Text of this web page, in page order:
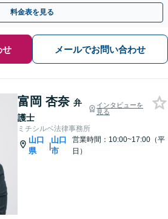
ご相談にも対応
料金表を見る
せ メールでお問い合わせ
富岡 杏奈 弁
護士
インタビューを
見る
ミチシルベ法律事務所
山口
県
|
山口
市
営業時間：10:00~17:00（平
日）